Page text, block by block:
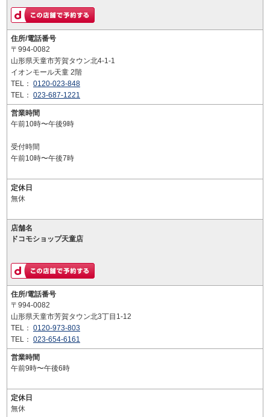
住所/電話番号
〒994-0082
山形県天童市芳賀タウン北4-1-1
イオンモール天童 2階
TEL： 0120-023-848
TEL： 023-687-1221
営業時間
午前10時〜午後9時
受付時間
午前10時〜午後7時
定休日
無休
店舗名
ドコモショップ天童店
住所/電話番号
〒994-0082
山形県天童市芳賀タウン北3丁目1-12
TEL： 0120-973-803
TEL： 023-654-6161
営業時間
午前9時〜午後6時
定休日
無休